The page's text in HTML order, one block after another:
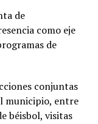
de
como eje
de
conjuntas
municipio, entre
béisbol, visitas